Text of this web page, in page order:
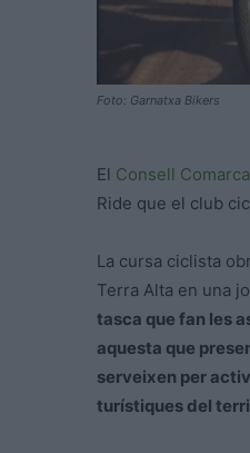
Foto: Garnatxa Bikers
El Consell
Ride que el club
La cursa ciclista
Terra Alta en una
tasca que fan les
aquesta que
serveixen per
turístiques del